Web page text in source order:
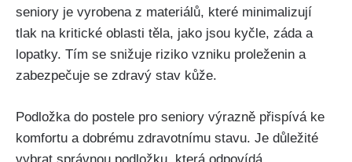
seniory je vyrobena z materiálů, které minimalizují
tlak na kritické oblasti těla, jako jsou kyčle, záda‍ a⁢
lopatky. Tím se snižuje riziko vzniku proleženin a
zabezpečuje se zdravý‍ stav kůže.
Podložka do postele pro seniory⁤ výrazně⁤ přispívá ke
komfortu a dobrému zdravotnímu stavu. Je důležité
vybrat správnou podložku, která odpovídá